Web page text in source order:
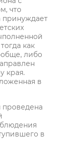
что
принуждает
как
либо
края.
в
проведена
в